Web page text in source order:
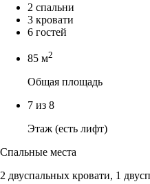
2 спальни
3 кровати
6 гостей
85 м2
Общая площадь
7 из 8
Этаж (есть лифт)
Спальные места
2 двуспальных кровати, 1